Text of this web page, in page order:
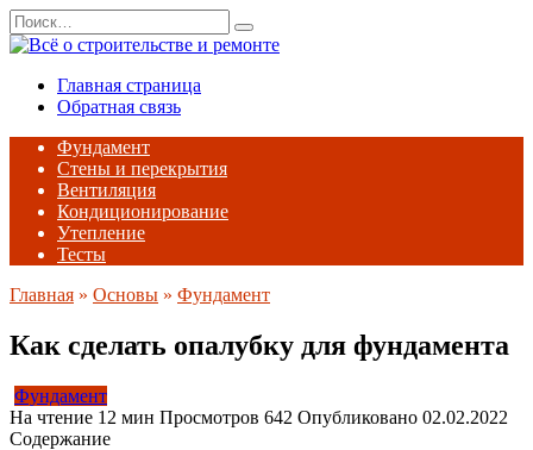
Перейти
к
содержанию
Search
for:
Главная страница
Обратная связь
Фундамент
Стены и перекрытия
Вентиляция
Кондиционирование
Утепление
Тесты
Главная » Основы » Фундамент
Как сделать опалубку для фундамента
Фундамент
На чтение 12 мин Просмотров 642 Опубликовано 02.02.2022
Содержание